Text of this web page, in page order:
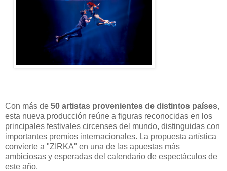
Con más de 50 artistas provenientes de distintos países,
esta nueva producción reúne a figuras reconocidas en los
principales festivales circenses del mundo, distinguidas con
importantes premios internacionales. La propuesta artística
convierte a "ZIRKA" en una de las apuestas más
ambiciosas y esperadas del calendario de espectáculos de
este año.